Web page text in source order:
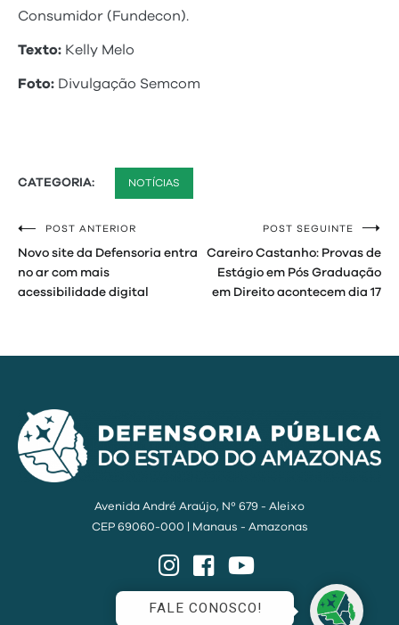
Consumidor (Fundecon).
Texto: Kelly Melo
Foto: Divulgação Semcom
CATEGORIA: NOTÍCIAS
Navegação
de
Post
POST ANTERIOR
Novo site da Defensoria entra
no ar com mais
acessibilidade digital
POST SEGUINTE
Careiro Castanho: Provas de
Estágio em Pós Graduação
em Direito acontecem dia 17
Avenida André Araújo, Nº 679 - Aleixo
CEP 69060-000 | Manaus - Amazonas
InstagramFacebook
FALE CONOSCO!